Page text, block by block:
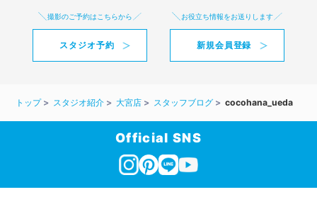
撮影のご予約はこちらから
スタジオ予約
お役立ち情報をお送りします
新規会員登録
トップ スタジオ紹介 大宮店 スタッフブログ cocohana_ueda
Official SNS